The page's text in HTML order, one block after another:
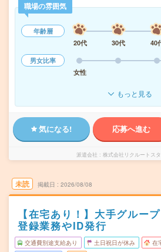
職場の雰囲気
年齢層
20代
30代 40
男女比率
女性
もっと見る
気になる! 応募へ進む
派遣会社 株式会社リクルートス
未読 掲載日 2026/08/08
【在宅あり！】大手グルー
登録業務やID発行
交通費別途支給あり 土日祝日が休み 在